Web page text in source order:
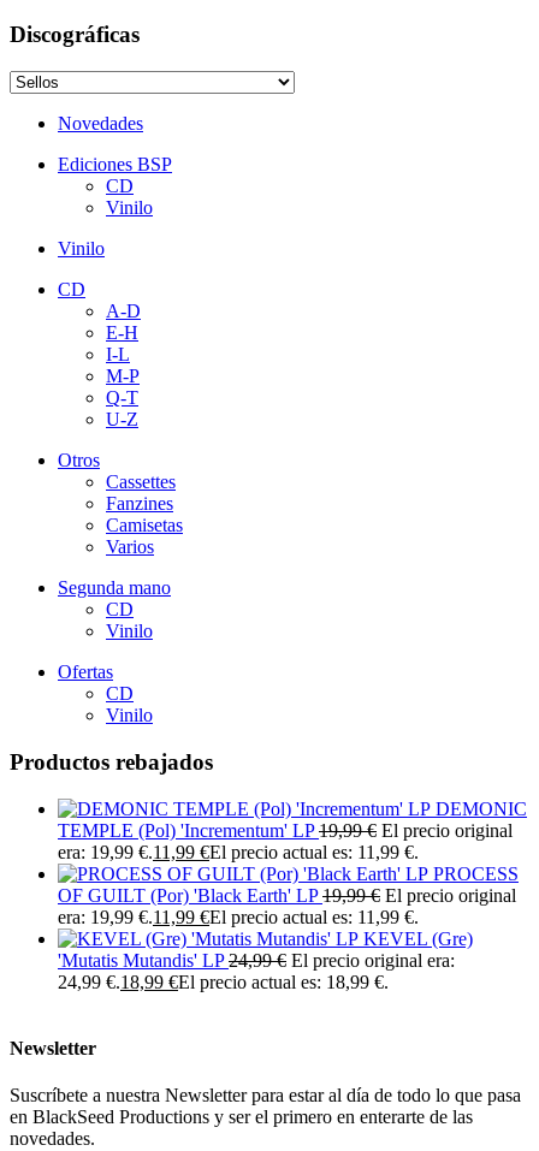
Discográficas
Novedades
Ediciones BSP
CD
Vinilo
Vinilo
CD
A-D
E-H
I-L
M-P
Q-T
U-Z
Otros
Cassettes
Fanzines
Camisetas
Varios
Segunda mano
CD
Vinilo
Ofertas
CD
Vinilo
Productos rebajados
DEMONIC
TEMPLE (Pol) 'Incrementum' LP 19,99€ El precio original
era: 19,99 €.11,99 €El precio actual es: 11,99 €.
PROCESS
OF GUILT (Por) 'Black Earth' LP 19,99€ El precio original
era: 19,99 €.11,99 €El precio actual es: 11,99 €.
KEVEL (Gre)
'Mutatis Mutandis' LP 24,99€ El precio original era:
24,99 €.18,99 €El precio actual es: 18,99 €.
Newsletter
Suscríbete a nuestra Newsletter para estar al día de todo lo que pasa
en BlackSeed Productions y ser el primero en enterarte de las
novedades.